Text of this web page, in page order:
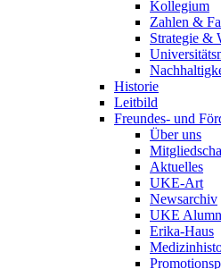
Kollegium
Zahlen &
Strategie &
Historie
Leitbild
Freundes- und
Über uns
Aktuelles
UKE-Art
Newsarchiv
UKE
Erika-Haus